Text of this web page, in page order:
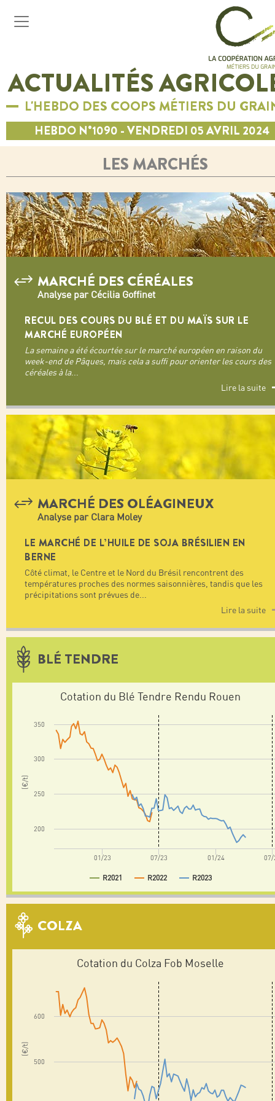
ACTUALITÉS
L'HEBDO DES COOPS MÉTIERS DU
HEBDO N°1090 - VENDREDI 05 AVRIL 2024
LES MARCHÉS
MARCHÉ DES CÉRÉALES
Analyse par Cécilia Goffinet
RECUL DES COURS DU BLÉ ET DU MAÏS SUR LE
MARCHÉ EUROPÉEN
La semaine a été écourtée sur le marché européen en raison du
week-end de Pâques, mais cela a suffi pour orienter les cours des
céréales à la...
Lire la suite
MARCHÉ DES OLÉAGINEUX
Analyse par Clara Moley
LE MARCHÉ DE L’HUILE DE SOJA BRÉSILIEN EN
BERNE
Côté climat, le Centre et le Nord du Brésil rencontrent des
températures proches des normes saisonnières, tandis que les
précipitations sont prévues de...
Lire la suite
BLÉ TENDRE
(€/t)
Cotation du Blé Tendre Rendu Rouen
R2021 R2022 R2023
01/23 07/23 01/24 07/
200
250
300
350
COLZA
(€/t)
Cotation du Colza Fob Moselle
500
600